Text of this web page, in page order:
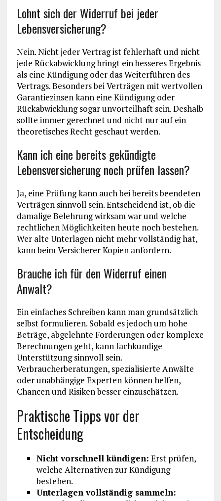
Lohnt sich der Widerruf bei jeder
Lebensversicherung?
Nein. Nicht jeder Vertrag ist fehlerhaft und nicht
jede Rückabwicklung bringt ein besseres Ergebnis
als eine Kündigung oder das Weiterführen des
Vertrags. Besonders bei Verträgen mit wertvollen
Garantiezinsen kann eine Kündigung oder
Rückabwicklung sogar unvorteilhaft sein. Deshalb
sollte immer gerechnet und nicht nur auf ein
theoretisches Recht geschaut werden.
Kann ich eine bereits gekündigte
Lebensversicherung noch prüfen lassen?
Ja, eine Prüfung kann auch bei bereits beendeten
Verträgen sinnvoll sein. Entscheidend ist, ob die
damalige Belehrung wirksam war und welche
rechtlichen Möglichkeiten heute noch bestehen.
Wer alte Unterlagen nicht mehr vollständig hat,
kann beim Versicherer Kopien anfordern.
Brauche ich für den Widerruf einen
Anwalt?
Ein einfaches Schreiben kann man grundsätzlich
selbst formulieren. Sobald es jedoch um hohe
Beträge, abgelehnte Forderungen oder komplexe
Berechnungen geht, kann fachkundige
Unterstützung sinnvoll sein.
Verbraucherberatungen, spezialisierte Anwälte
oder unabhängige Experten können helfen,
Chancen und Risiken besser einzuschätzen.
Praktische Tipps vor der
Entscheidung
Nicht vorschnell kündigen: Erst prüfen,
welche Alternativen zur Kündigung
bestehen.
Unterlagen vollständig sammeln: